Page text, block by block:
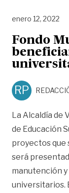
enero 12, 2022
Fondo
RP
La Alcaldía de
de Educación
proyectos que
será
manutención
universitarios.